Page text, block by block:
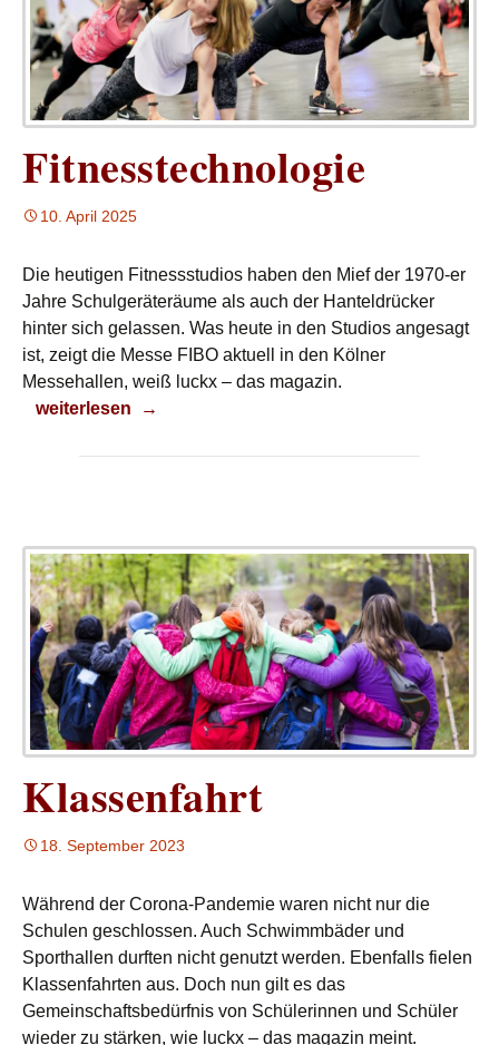
Fitnesstechnologie
10. April 2025
Die heutigen Fitnessstudios haben den Mief der 1970-er
Jahre Schulgeräteräume als auch der Hanteldrücker
hinter sich gelassen. Was heute in den Studios angesagt
ist, zeigt die Messe FIBO aktuell in den Kölner
Messehallen, weiß luckx – das magazin.
Fitnesstechnologie
weiterlesen →
Klassenfahrt
18. September 2023
Während der Corona-Pandemie waren nicht nur die
Schulen geschlossen. Auch Schwimmbäder und
Sporthallen durften nicht genutzt werden. Ebenfalls fielen
Klassenfahrten aus. Doch nun gilt es das
Gemeinschaftsbedürfnis von Schülerinnen und Schüler
wieder zu stärken, wie luckx – das magazin meint.